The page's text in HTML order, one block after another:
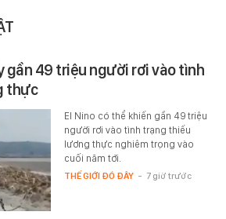
gần 49 triệu người rơi vào tình
thực
El Nino có thể khiến gần 49 triệu
người rơi vào tình trạng thiếu
lương thực nghiêm trọng vào
cuối năm tới.
THẾ GIỚI ĐÓ ĐÂY - 7 giờ trước